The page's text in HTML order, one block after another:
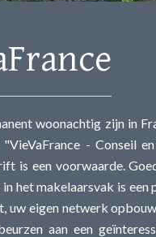
woonachtig zijn in
- Conseil
is een voorwaarde.
het makelaarsvak is een
eigen netwerk
aan een